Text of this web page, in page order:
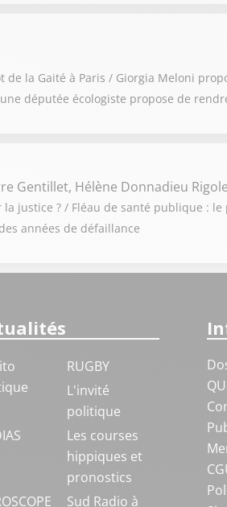
la Gaité à Paris / Giorgia Meloni
députée écologiste propose de
Gentillet, Hélène Donnadieu
justice ? / Fléau de santé publique : le
années de défaillance
RUGBY
L'invité
politique
Les courses
hippiques et
pronostics
Sud Radio à